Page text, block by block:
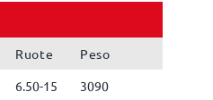
Ruote
Peso
6.50-15 3090